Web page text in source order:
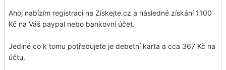
Ahoj nabízím registraci na Ziskejte.cz a následné získání 1100
Kč na Váš paypal nebo bankovní účet.
Jediné co k tomu potřebujete je debetní karta a cca 367 Kč na
účtu.